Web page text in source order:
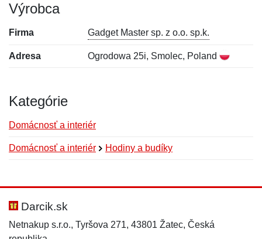
Výrobca
Firma Gadget Master sp. z o.o. sp.k.
Adresa Ogrodowa 25i, Smolec, Poland
Kategórie
Domácnosť a interiér
Domácnosť a interiér Hodiny a budíky
Hodnotenie:
Meno:
Darcik.sk
Netnakup s.r.o., Tyršova 271, 43801 Žatec, Česká